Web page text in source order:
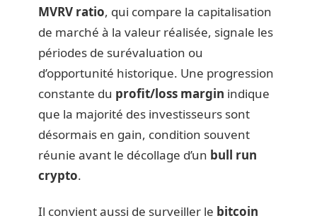
MVRV ratio, qui compare la capitalisation
de marché à la valeur réalisée, signale les
périodes de surévaluation ou
d’opportunité historique. Une progression
constante du profit/loss margin indique
que la majorité des investisseurs sont
désormais en gain, condition souvent
réunie avant le décollage d’un bull run
crypto.
Il convient aussi de surveiller le bitcoin